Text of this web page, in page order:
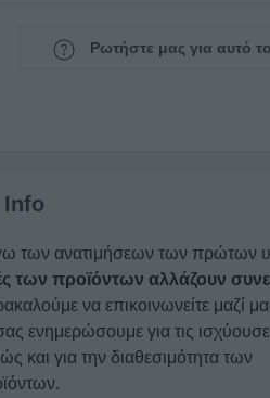
Ρωτήστε μας για αυτό
Info
των ανατιμήσεων των πρώτων
των προϊόντων αλλάζουν
να επικοινωνείτε μαζί
ενημερώσουμε για τις
και για την διαθεσιμότητα των